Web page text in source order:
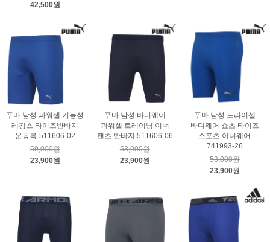
42,500원
푸마 남성 파워셀 기능성
레깅스 타이즈반바지
운동복-511606-02
59,000원
23,900원
푸마 남성 바디웨어
파워셀 트레이닝 이너
팬츠 반바지 511606-06
53,000원
23,900원
푸마 남성 드라이셀
바디웨어 쇼츠 타이즈
스포츠 이너웨어
741993-26
53,000원
23,900원